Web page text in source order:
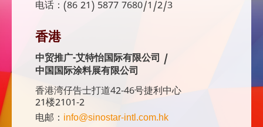
电话：(86 21) 5877 7680/1/2/3
香港
中贸推广-艾特怡国际有限公司 /
中国国际涂料展有限公司
香港湾仔告士打道42-46号捷利中心
21楼2101-2
电邮： info@sinostar-intl.com.hk